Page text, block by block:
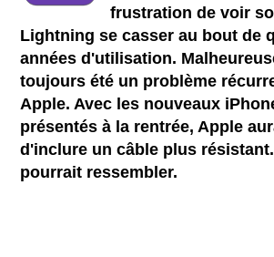
frustration de voir
Lightning se casser au bout de
années d'utilisation.
toujours été un problème
Apple. Avec les nouveaux
présentés à la rentrée, Apple
d'inclure un câble plus
pourrait ressembler.